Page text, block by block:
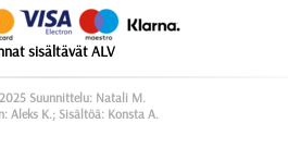
sisältävät ALV
Suunnittelu: Natali M.
Aleks K.; Sisältöä: Konsta A.